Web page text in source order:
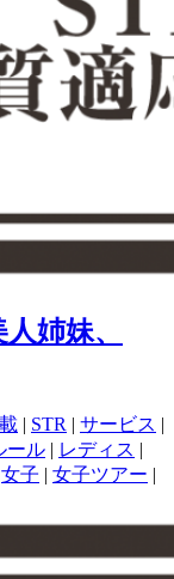
姉妹、
| STR | サービス |
ール | レディス |
女子 | 女子ツアー |